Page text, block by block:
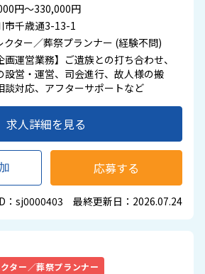
円～330,000円
市千歳通3-13-1
クター／葬祭プランナー (経験不問)
画運営業務】ご遺族との打ち合わせ、
設営・運営、司会進行、故人様の搬
談対応、アフターサポートなど
求人詳細を見る
応募する
：sj0000403 最終更新日：2026.07.24
ター／葬祭プランナー